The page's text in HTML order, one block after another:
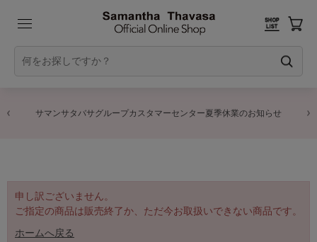
サマンサタバサグループカスタマーセンター夏季休業のお知らせ
申し訳ございません。
ご指定の商品は販売終了か、ただ今お取扱いできない商品です。
ホームへ戻る